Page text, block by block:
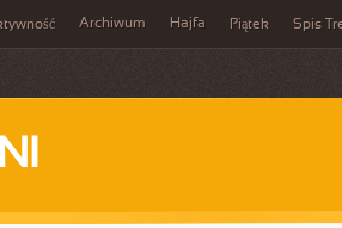
Archiwum Hajfa Piątek Spis